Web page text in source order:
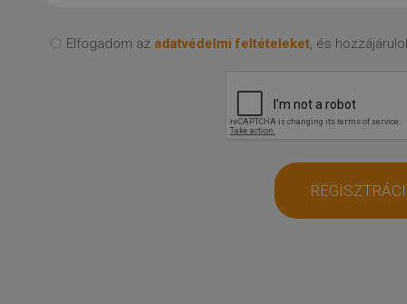
Elfogadom az adatvédelmi feltételeket, és